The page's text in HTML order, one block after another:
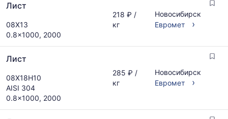
Лист
08Х13
0.8x1000, 2000
218 ₽ /
кг
Новосибирск
Евромет
›
Лист
08Х18Н10
AISI 304
0.8x1000, 2000
285 ₽ /
кг
Новосибирск
Евромет
›